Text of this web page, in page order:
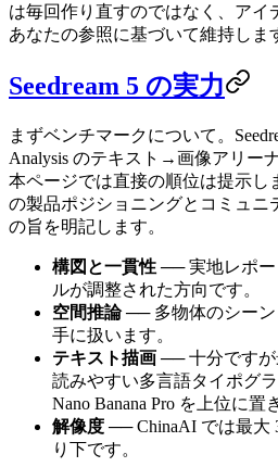
は毎回作り直すのではなく、アイ
あなたの参照に基づいて維持しま
Seedream 5 の実力
まずベンチマークについて。
Analysis のテキスト→画像アリー
本ページでは直接の順位は提示し
の製品ポジショニングとコミュニ
の旨を明記します。
構図と一貫性 ── 実地レポ
ルが調整された方向です。
空間推論── 多物体のシーン
手に扱います。
テキスト描画 ── 十分ですが
読みやすい多言語タイポグ
Nano Banana Pro を上位に置
解像度 ── ChinaAI では最大
り下です。